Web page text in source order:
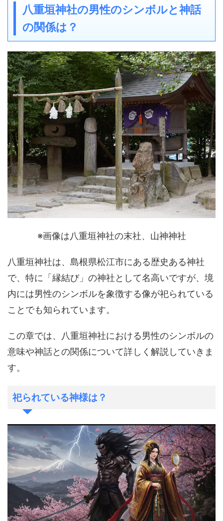
八重垣神社の男性のシンボルと神話
の関係は？
※画像は八重垣神社の末社、山神神社
八重垣神社は、島根県松江市にある歴史ある神社
で、特に「縁結び」の神社として名高いですが、境
内には男性のシンボルを象徴する像が祀られている
ことでも知られています。
この章では、八重垣神社における男性のシンボルの
意味や神話との関係について詳しく解説していきま
す。
祀られている神様は？